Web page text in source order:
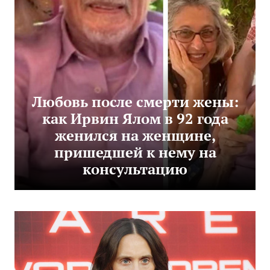
Любовь после смерти жены:
как Ирвин Ялом в 92 года
женился на женщине,
пришедшей к нему на
консультацию